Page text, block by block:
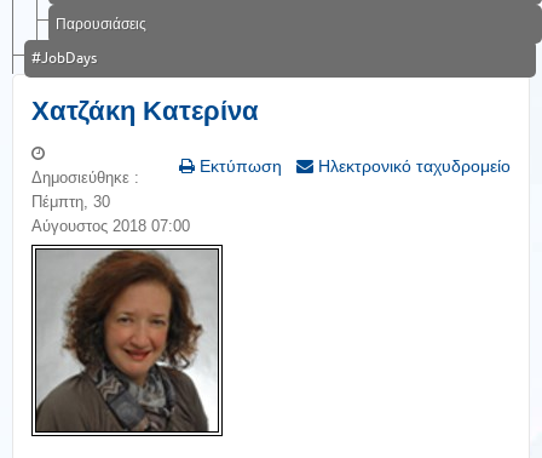
Παρουσιάσεις
#JobDays
Χατζάκη Κατερίνα
Εκτύπωση Ηλεκτρονικό ταχυδρομείο
Δημοσιεύθηκε :
Πέμπτη, 30
Αύγουστος 2018 07:00